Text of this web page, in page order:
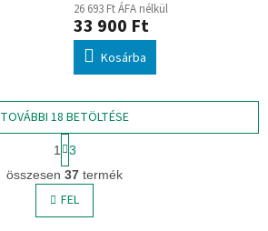
26 693 Ft ÁFA nélkül
33 900 Ft
Kosárba
L
i
s
t
TOVÁBBI 18 BETÖLTÉSE
L
a
p
o
z
á
1
3
összesen 37 termék
FEL